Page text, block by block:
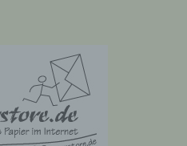
Daten zu verarbeiten.
von der betroffenen
den bestimmten Fall in